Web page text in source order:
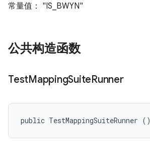
常量值： "IS_BWYN"
公共构造函数
TestMappingSuiteRunner
public TestMappingSuiteRunner ()